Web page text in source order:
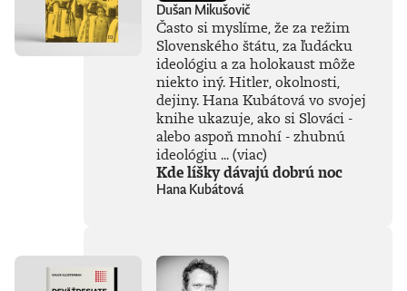
Dušan Mikušovič
Často si myslíme, že za režim
Slovenského štátu, za ľudácku
ideológiu a za holokaust môže
niekto iný. Hitler, okolnosti,
dejiny. Hana Kubátová vo svojej
knihe ukazuje, ako si Slováci -
alebo aspoň mnohí - zhubnú
ideológiu ...(viac)
Kde líšky dávajú dobrú noc
Hana Kubátová